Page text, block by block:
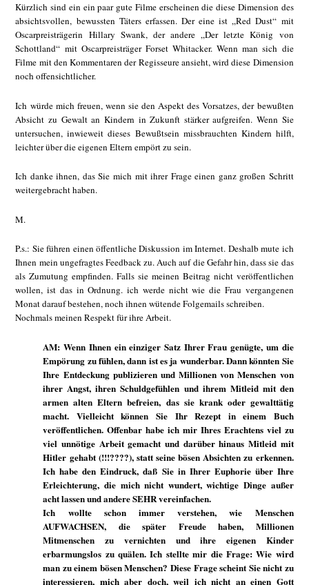
Kürzlich sind ein ein paar gute Filme erscheinen die diese Dimension des
absichtsvollen, bewussten Täters erfassen. Der eine ist „Red Dust“ mit
Oscarpreisträgerin Hillary Swank, der andere „Der letzte König von
Schottland“ mit Oscarpreisträger Forset Whitacker. Wenn man sich die
Filme mit den Kommentaren der Regisseure ansieht, wird diese Dimension
noch offensichtlicher.
Ich würde mich freuen, wenn sie den Aspekt des Vorsatzes, der bewußten
Absicht zu Gewalt an Kindern in Zukunft stärker aufgreifen. Wenn Sie
untersuchen, inwieweit dieses Bewußtsein missbrauchten Kindern hilft,
leichter über die eigenen Eltern empört zu sein.
Ich danke ihnen, das Sie mich mit ihrer Frage einen ganz großen Schritt
weitergebracht haben.
M.
P.s.: Sie führen einen öffentliche Diskussion im Internet. Deshalb mute ich
Ihnen mein ungefragtes Feedback zu. Auch auf die Gefahr hin, dass sie das
als Zumutung empfinden. Falls sie meinen Beitrag nicht veröffentlichen
wollen, ist das in Ordnung. ich werde nicht wie die Frau vergangenen
Monat darauf bestehen, noch ihnen wütende Folgemails schreiben.
Nochmals meinen Respekt für ihre Arbeit.
AM: Wenn Ihnen ein einziger Satz Ihrer Frau genügte, um die
Empörung zu fühlen, dann ist es ja wunderbar. Dann könnten Sie
Ihre Entdeckung publizieren und Millionen von Menschen von
ihrer Angst, ihren Schuldgefühlen und ihrem Mitleid mit den
armen alten Eltern befreien, das sie krank oder gewalttätig
macht. Vielleicht können Sie Ihr Rezept in einem Buch
veröffentlichen. Offenbar habe ich mir Ihres Erachtens viel zu
viel unnötige Arbeit gemacht und darüber hinaus Mitleid mit
Hitler gehabt (!!!????), statt seine bösen Absichten zu erkennen.
Ich habe den Eindruck, daß Sie in Ihrer Euphorie über Ihre
Erleichterung, die mich nicht wundert, wichtige Dinge außer
acht lassen und andere SEHR vereinfachen.
Ich wollte schon immer verstehen, wie Menschen
AUFWACHSEN, die später Freude haben, Millionen
Mitmenschen zu vernichten und ihre eigenen Kinder
erbarmungslos zu quälen. Ich stellte mir die Frage: Wie wird
man zu einem bösen Menschen? Diese Frage scheint Sie nicht zu
interessieren, mich aber doch, weil ich nicht an einen Gott